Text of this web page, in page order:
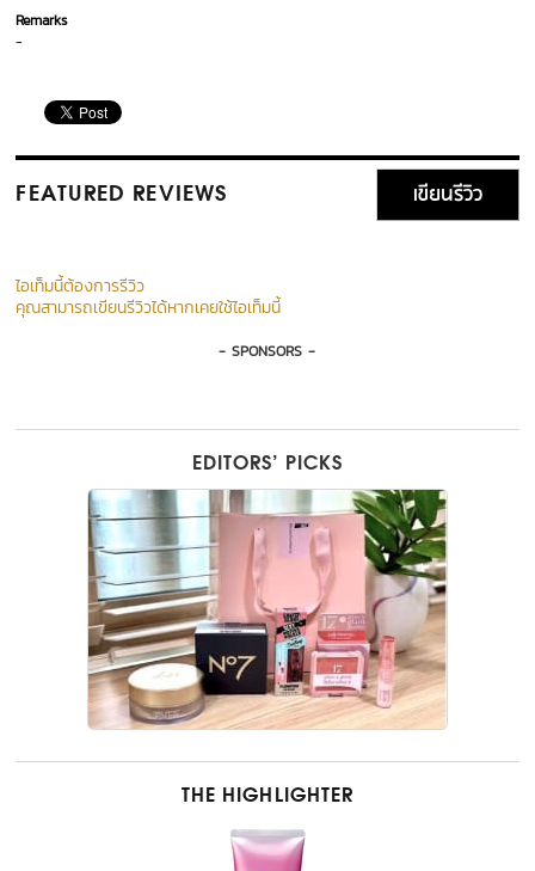
Remarks
-
FEATURED REVIEWS เขียนรีวิว
ไอเท็มนี้ต้องการรีวิว
คุณสามารถเขียนรีวิวได้หากเคยใช้ไอเท็มนี้
- SPONSORS -
EDITORS’ PICKS
THE HIGHLIGHTER